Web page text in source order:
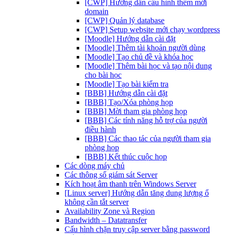
[CWP] Hướng dẫn cấu hình thêm mới
domain
[CWP] Quản lý database
[CWP] Setup website mới chạy wordpress
[Moodle] Hướng dẫn cài đặt
[Moodle] Thêm tài khoản người dùng
[Moodle] Tạo chủ đề và khóa học
[Moodle] Thêm bài học và tạo nội dung
cho bài học
[Moodle] Tạo bài kiểm tra
[BBB] Hướng dẫn cài đặt
[BBB] Tạo/Xóa phòng họp
[BBB] Mời tham gia phòng họp
[BBB] Các tính năng hỗ trợ của người
điều hành
[BBB] Các thao tác của người tham gia
phòng họp
[BBB] Kết thúc cuộc họp
Các dòng máy chủ
Các thông số giám sát Server
Kích hoạt âm thanh trên Windows Server
[Linux server] Hướng dẫn tăng dung lượng ổ
không cần tắt server
Availability Zone và Region
Bandwidth – Datatransfer
Cấu hình chặn truy cập server bằng password